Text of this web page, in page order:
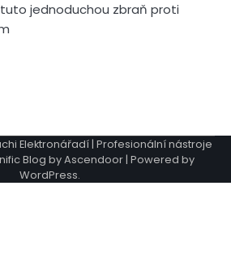
jednoduchou zbraň proti
Elektronářadí | Profesionální nástroje
Blog byAscendoor| Powered by
WordPress.